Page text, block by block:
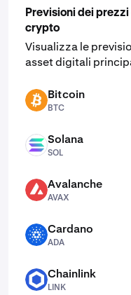
Previsioni dei
crypto
Visualizza le
asset digitali
BTC Bitcoin
BTC
SOL Solana
SOL
AVAX Avalanche
AVAX
ADA Cardano
ADA
Chainlink
LINK